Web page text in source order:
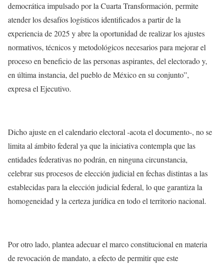
democrática impulsado por la Cuarta Transformación, permite
atender los desafíos logísticos identificados a partir de la
experiencia de 2025 y abre la oportunidad de realizar los ajustes
normativos, técnicos y metodológicos necesarios para mejorar el
proceso en beneficio de las personas aspirantes, del electorado y,
en última instancia, del pueblo de México en su conjunto”,
expresa el Ejecutivo.
Dicho ajuste en el calendario electoral -acota el documento-, no se
limita al ámbito federal ya que la iniciativa contempla que las
entidades federativas no podrán, en ninguna circunstancia,
celebrar sus procesos de elección judicial en fechas distintas a las
establecidas para la elección judicial federal, lo que garantiza la
homogeneidad y la certeza jurídica en todo el territorio nacional.
Por otro lado, plantea adecuar el marco constitucional en materia
de revocación de mandato, a efecto de permitir que este